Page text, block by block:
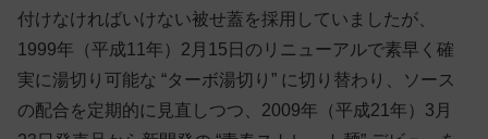
付けなければいけない被せ蓋を採用していましたが、
1999年（平成11年）2月15日のリニューアルで素早く確
実に湯切り可能な “ターボ湯切り” に切り替わり、ソース
の配合を定期的に見直しつつ、2009年（平成21年）3月